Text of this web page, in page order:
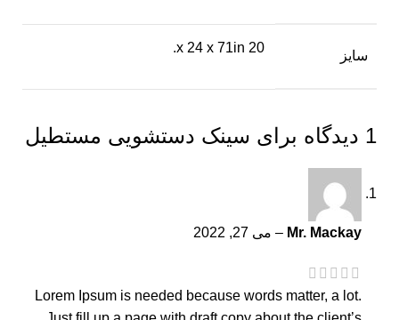
سایز
20 x 24 x 71in.
1 دیدگاه برای سینک دستشویی مستطیل
Mr. Mackay
– می 27, 2022
Lorem Ipsum is needed because words matter, a lot.